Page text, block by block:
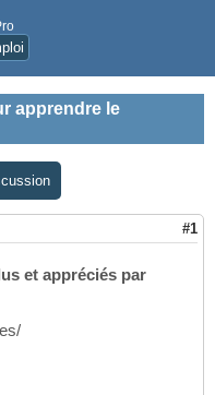
apprendre le
#1
et appréciés par